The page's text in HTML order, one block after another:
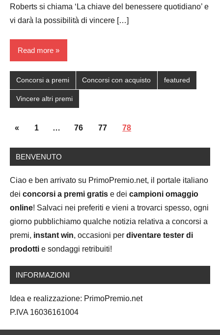
Roberts si chiama ‘La chiave del benessere quotidiano’ e
vi darà la possibilità di vincere […]
Read more
Concorsi a premi Concorsi con acquisto featured
Vincere altri premi
Posts
«Previous
1 … 76 77 78
BENVENUTO
Ciao e ben arrivato su PrimoPremio.net, il portale italiano
dei concorsi a premi gratis e dei campioni omaggio
online! Salvaci nei preferiti e vieni a trovarci spesso, ogni
giorno pubblichiamo qualche notizia relativa a concorsi a
premi, instant win, occasioni per diventare tester di
prodotti e sondaggi retribuiti!
INFORMAZIONI
Idea e realizzazione: PrimoPremio.net
P.IVA 16036161004